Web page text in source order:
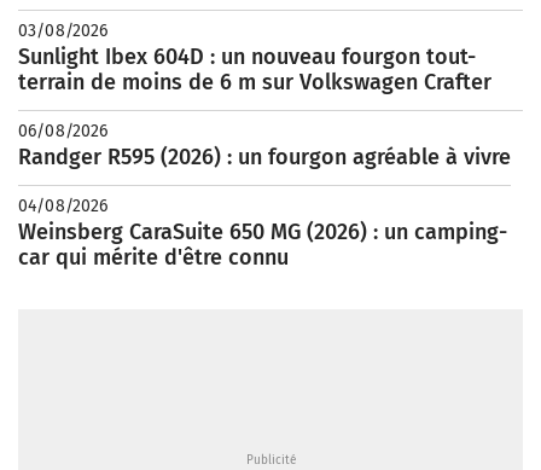
03/08/2026
Sunlight Ibex 604D : un nouveau fourgon tout-
terrain de moins de 6 m sur Volkswagen Crafter
06/08/2026
Randger R595 (2026) : un fourgon agréable à vivre
04/08/2026
Weinsberg CaraSuite 650 MG (2026) : un camping-
car qui mérite d'être connu